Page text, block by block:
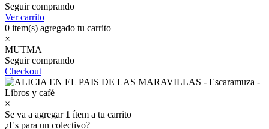
Seguir comprando
Ver carrito
0 item(s) agregado tu carrito
×
MUTMA
Seguir comprando
Checkout
×
Se va a agregar 1 ítem a tu carrito
¿Es para un colectivo?